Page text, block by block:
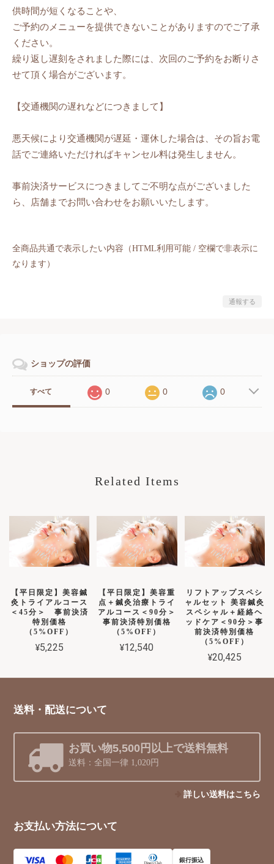
供時間が短くなることや、
ご予約のメニューを提供できないことがありますのでご了承
ください。
繰り返し遅刻をされました際には、次回のご予約をお断りさ
せて頂く場合がございます。
【交通機関の遅れなどにつきまして】
悪天候により交通機関が遅延・運休した場合は、その旨お電
話でご連絡いただければキャンセル料は発生しません。
事前決済サービスにつきましてご不明な点がございました
ら、店舗までお問い合わせをお願いいたします。
全商品共通で表示したい内容（HTML利用可能 / 空欄で非表示に
なります）
通報する
ショップの評価
すべて 0 0 0
Related Items
【平日限定】美容鍼
灸トライアルコース
＜45分＞ 事前決済
特別価格
（5%OFF）
¥5,225
【平日限定】美容重
点＋鍼灸治療トライ
アルコース＜90分＞
事前決済特別価格
（5%OFF）
¥12,540
リフトアップスペシ
ャルセット 美容鍼灸
スペシャル＋経絡ヘ
ッドケア＜90分＞事
前決済特別価格
（5%OFF）
¥20,425
送料・配送について
お買い物5,500円以上で送料無料
送料：全国一律 1,020円
詳しい送料はこちら
お支払い方法について
銀行振込